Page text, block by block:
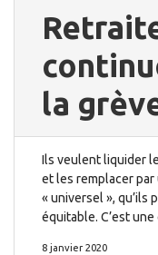
la
Ils veulent liquider
et les remplacer par
« universel », qu’ils
équitable. C’est
8 janvier 2020